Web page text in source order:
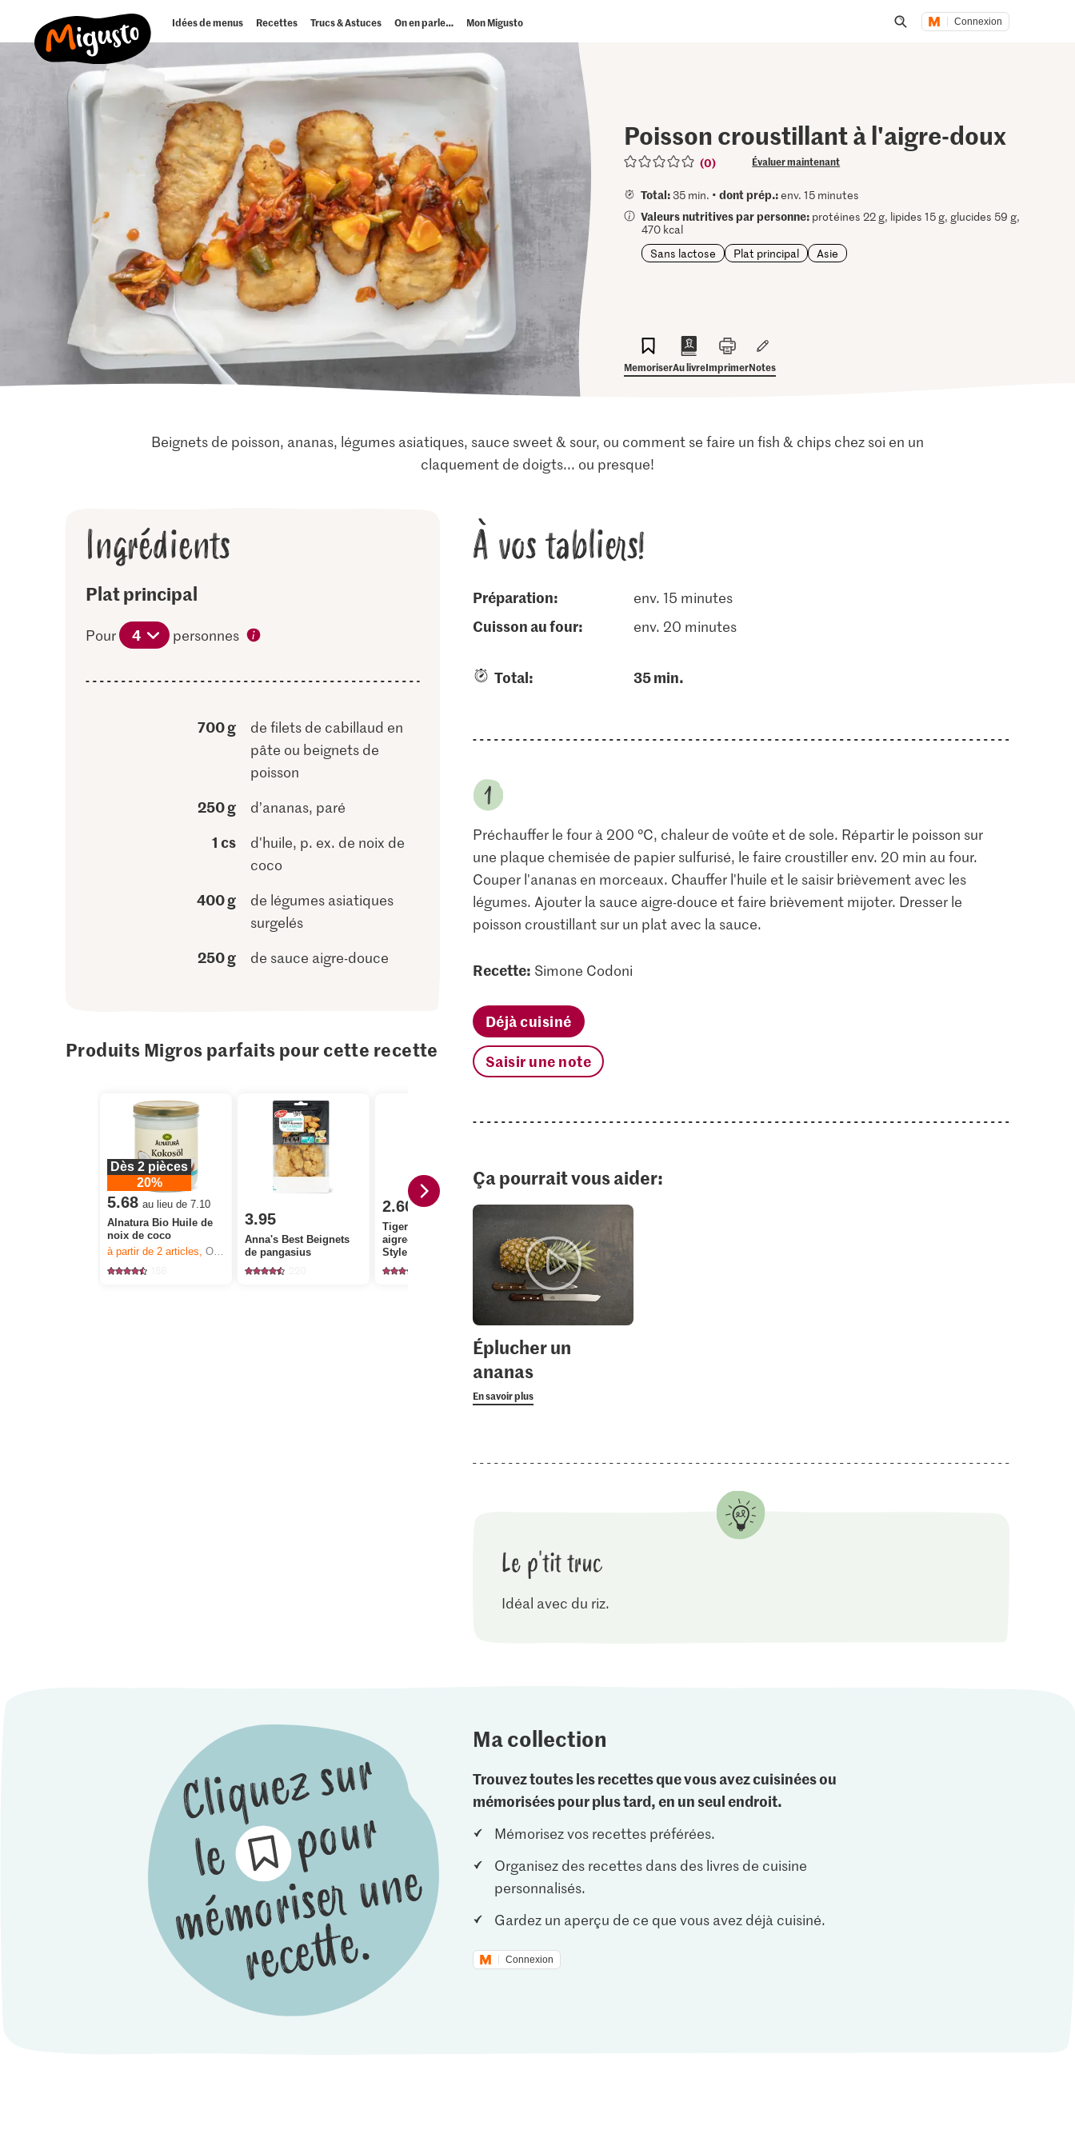
Idées de menus Recettes Trucs & Astuces On en parle… Mon Migusto Connexion
Poisson croustillant à l'aigre-doux
(0) Évaluer maintenant
Total: 35 min. •dont prép.:env. 15 minutes
Valeurs nutritives par personne: protéines 22 g, lipides 15 g, glucides 59 g,
470 kcal
Sans lactose
Plat principal Asie
MemoriserAu livreImprimerNotes
Beignets de poisson, ananas, légumes asiatiques, sauce sweet & sour, ou comment se faire un fish & chips chez soi en un
claquement de doigts... ou presque!
Ingrédients
Plat principal
Pour 4 personnes
700 g
de filets de cabillaud en
pâte ou beignets de
poisson
250 g d’ananas, paré
1 cs
d'huile, p. ex. de noix de
coco
400 g
de légumes asiatiques
surgelés
250 g de sauce aigre-douce
Produits Migros parfaits pour cette recette
Dès 2 pièces
20%
5.68 au lieu de 7.10
Alnatura Bio Huile de
noix de coco
à partir de 2articles,Offre valable du 6.8 au 12.8.2026, jusqu’à épuisement du stock.
3.95
Anna's Best Beignets
de pangasius
2.60
Tiger Kitchen Sauce
aigre-douce Chinese
Style
5.20
Anna's Best Ananas
222
À vos tabliers!
Préparation: env. 15 minutes
cuisson au four: env. 20 minutes
Total: 35 min.
Préchauffer le four à 200 °C, chaleur de voûte et de sole. Répartir le poisson sur
une plaque chemisée de papier sulfurisé, le faire croustiller env. 20 min au four.
Couper l'ananas en morceaux. Chauffer l'huile et le saisir brièvement avec les
légumes. Ajouter la sauce aigre-douce et faire brièvement mijoter. Dresser le
poisson croustillant sur un plat avec la sauce.
Recette: Simone Codoni
Déjà cuisiné
Saisir une note
Ça pourrait vous aider:
Éplucher un
ananas
En savoir plus
Le p'tit truc
Idéal avec du riz.
Ma collection
Trouvez toutes les recettes que vous avez cuisinées ou
mémorisées pour plus tard, en un seul endroit.
Mémorisez vos recettes préférées.
Organisez des recettes dans des livres de cuisine
personnalisés.
Gardez un aperçu de ce que vous avez déjà cuisiné.
Connexion